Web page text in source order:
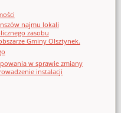
najmu lokali
zasobu
Gminy Olsztynek.
w sprawie zmiany
instalacji